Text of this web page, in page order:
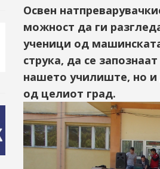
Освен
можност да ги
ученици од
струка, да се
нашето училиште, но и
од целиот град.